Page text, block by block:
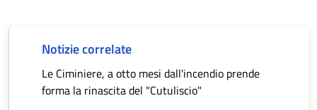
Notizie correlate
Le Ciminiere, a otto mesi dall'incendio prende
forma la rinascita del "Cutuliscio"